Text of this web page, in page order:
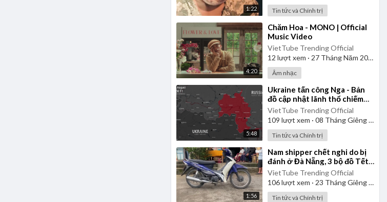
1:22 Tin tức và Chính trị
4:20
⁣Chăm Hoa - MONO | Official
Music Video
VietTube Trending Official
12 lượt xem · 27 Tháng Năm 2026
Âm nhạc
5:48
⁣Ukraine tấn công Nga - Bản
đồ cập nhật lãnh thổ chiếm
đóng Kursk từ ngày
06/08/2024 đến 06/01/2025
VietTube Trending Official
109 lượt xem · 08 Tháng Giêng 2025
Tin tức và Chính trị
1:56
⁣Nam shipper chết nghi do bị
đánh ở Đà Nẵng, 3 bộ đồ Tết
còn chưa kịp mặc
VietTube Trending Official
106lượt xem · 23 Tháng Giêng 2025
Tin tức và Chính trị